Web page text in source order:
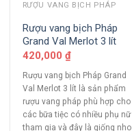
RƯỢU VANG BỊCH PHÁP
Rượu vang bịch Pháp
Grand Val Merlot 3 lít
420,000 ₫
Rượu vang bịch Pháp Grand
Val Merlot 3 lít là sản phẩm
rượu vang pháp phù hợp cho
các bữa tiệc có nhiều phụ nữ
tham gia và đây là giống nho